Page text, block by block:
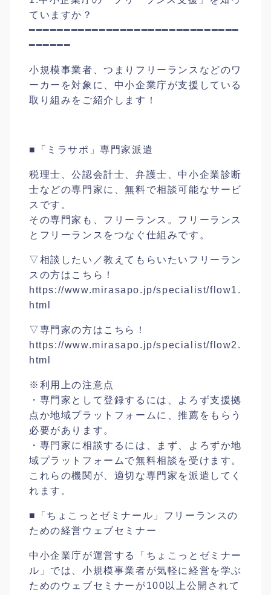
ていますか？
━━━━━━━━━━━━━━━━━━━━━━━━━━━━━━
━━━━━━
小規模事業者、つまりフリーランスなどのワ
ーカーを対象に、中小企業庁が支援している
取り組みをご紹介します！
■「ミラサポ」専門家派遣
税理士、公認会計士、弁護士、中小企業診断
士などの専門家に、無料で相談可能なサービ
スです。
その専門家も、フリーランス。フリーランス
とフリーランスをつなぐ仕組みです。
▽相談したい／教えてもらいたいフリーラン
スの方はこちら！
https://www.mirasapo.jp/specialist/flow1.
html
▽専門家の方はこちら！
https://www.mirasapo.jp/specialist/flow2.
html
※利用上の注意点
・専門家として登録するには、よろず支援拠
点か地域プラットフォームに、推薦をもらう
必要があります。
・専門家に相談するには、まず、よろずか地
域プラットフォームで無料相談を受けます。
これらの機関が、適切な専門家を派遣してく
れます。
■「ちょこっとゼミナール」フリーランスの
ための経営ウェブセミナー
中小企業庁が運営する「ちょこっとゼミナー
ル」では、小規模事業者が気軽に経営を学ぶ
ためのウェブセミナーが100以上公開されて